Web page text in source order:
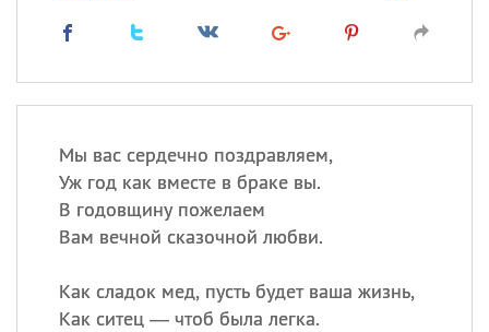
Мы вас сердечно поздравляем,
Уж год как вместе в браке вы.
В годовщину пожелаем
Вам вечной сказочной любви.
Как сладок мед, пусть будет ваша жизнь,
Как ситец — чтоб была легка.